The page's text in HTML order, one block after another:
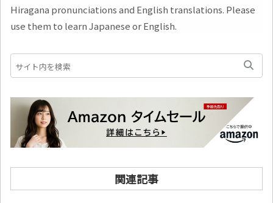
Hiragana pronunciations and English translations. Please
use them to learn Japanese or English.
関連記事